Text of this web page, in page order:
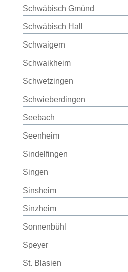
Schwäbisch Gmünd
Schwäbisch Hall
Schwaigern
Schwaikheim
Schwetzingen
Schwieberdingen
Seebach
Seenheim
Sindelfingen
Singen
Sinsheim
Sinzheim
Sonnenbühl
Speyer
St. Blasien